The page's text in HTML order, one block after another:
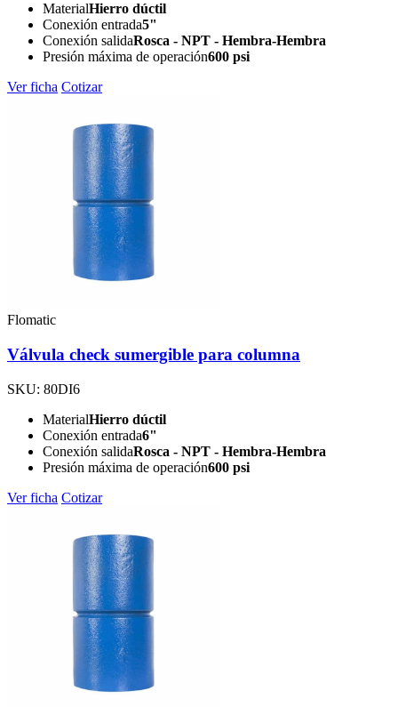
MaterialHierro dúctil
Conexión entrada5"
Conexión salidaRosca - NPT - Hembra-Hembra
Presión máxima de operación600 psi
Ver ficha Cotizar
Flomatic
Válvula check sumergible para columna
SKU: 80DI6
MaterialHierro dúctil
Conexión entrada6"
Conexión salidaRosca - NPT - Hembra-Hembra
Presión máxima de operación600 psi
Ver ficha Cotizar